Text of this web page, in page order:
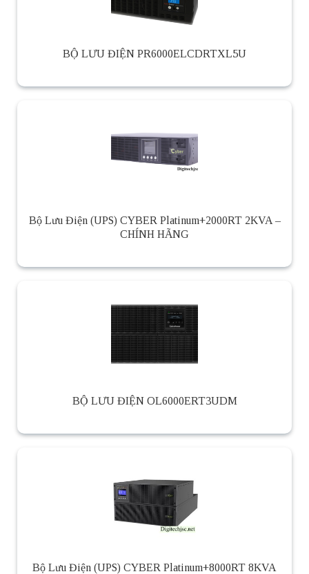
BỘ LƯU ĐIỆN PR6000ELCDRTXL5U
Bộ Lưu Điện (UPS) CYBER Platinum+2000RT 2KVA –
CHÍNH HÃNG
BỘ LƯU ĐIỆN OL6000ERT3UDM
Bộ Lưu Điện (UPS) CYBER Platinum+8000RT 8KVA